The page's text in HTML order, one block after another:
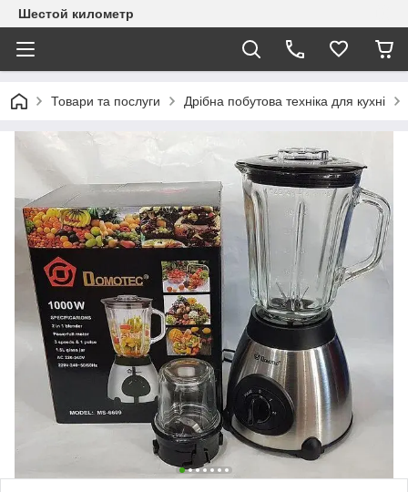
Шестой километр
Товари та послуги Дрібна побутова техніка для кухні